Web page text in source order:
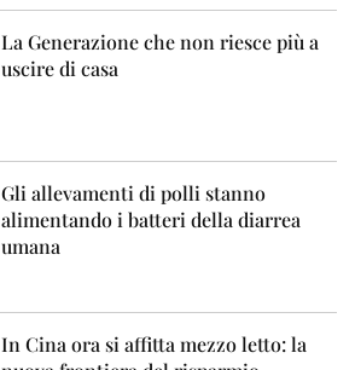
La Generazione che non riesce più a
uscire di casa
Gli allevamenti di polli stanno
alimentando i batteri della diarrea
umana
In Cina ora si affitta mezzo letto: la